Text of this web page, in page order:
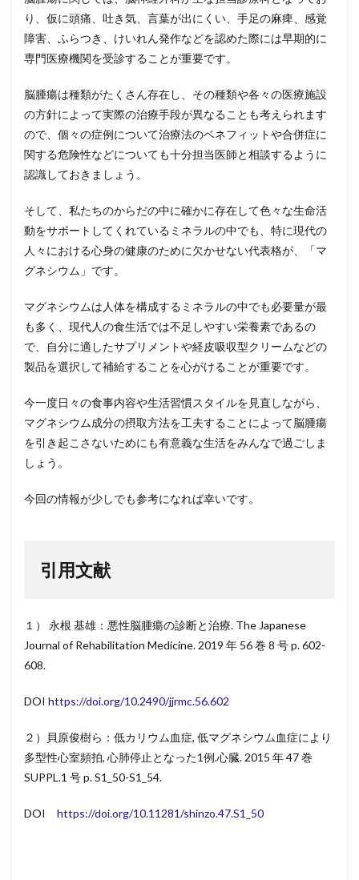
り、仮に頭痛、吐き気、言葉が出にくい、手足の麻痺、感覚
障害、ふらつき、けいれん発作などを認めた際には早期的に
専門医療機関を受診することが重要です。
脳腫瘍は種類がたくさん存在し、その種類や各々の医療施設
の方針によって実際の治療手段が異なることも考えられます
ので、個々の症例について治療法のベネフィットや合併症に
関する危険性などについても十分担当医師と相談するように
認識しておきましょう。
そして、私たちのからだの中に確かに存在して色々な生命活
動をサポートしてくれているミネラルの中でも、特に現代の
人々における心身の健康のために欠かせない代表格が、「マ
グネシウム」です。
マグネシウムは人体を構成するミネラルの中でも必要量が最
も多く、現代人の食生活では不足しやすい栄養素であるの
で、自分に適したサプリメントや経皮吸収型クリームなどの
製品を選択して補給することを心がけることが重要です。
今一度日々の食事内容や生活習慣スタイルを見直しながら、
マグネシウム成分の摂取方法を工夫することによって脳腫瘍
を引き起こさないためにも有意義な生活をみんなで過ごしま
しょう。
今回の情報が少しでも参考になれば幸いです。
引用文献
１） 永根 基雄：悪性脳腫瘍の診断と治療. The Japanese
Journal of Rehabilitation Medicine. 2019 年 56 巻 8 号 p. 602-
608.
DOI https://doi.org/10.2490/jjrmc.56.602
２）貝原俊樹ら：低カリウム血症, 低マグネシウム血症により
多型性心室頻拍, 心肺停止となった1例.心臓. 2015 年 47 巻
SUPPL.1 号 p. S1_50-S1_54.
DOI https://doi.org/10.11281/shinzo.47.S1_50